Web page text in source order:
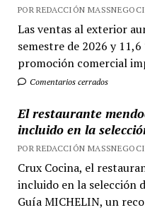
POR REDACCIÓN
Las ventas al exterior
semestre de 2026 y
promoción comercial
Comentarios cerrados
El restaurante
incluido en la
POR REDACCIÓN
Crux Cocina, el
incluido en la selección
Guía MICHELIN, un